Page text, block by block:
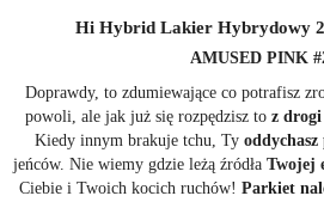
Hi Hybrid Lakier Hybrydowy
AMUSED PINK
Doprawdy, to zdumiewające co potrafisz
powoli, ale jak już się rozpędzisz toz drogi
Kiedy innym brakuje tchu, Ty oddychasz
jeńców. Nie wiemy gdzie leżą źródła Twojej
Ciebie i Twoich kocich ruchów! Parkiet